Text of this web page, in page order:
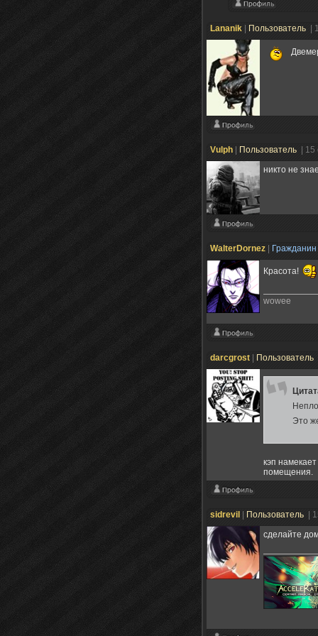
Lananik Пользователь |
Vulph Пользователь
|
никто не
WalterDornez Гражданин
Красота!
wowee
darcgrost Пользователь
Это
кэп
помещения.
sidrevil Пользователь
|
сделайте